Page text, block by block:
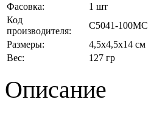
Фасовка:
1 шт
Код
производителя:
C5041-100MC
Размеры:
4,5x4,5x14 см
Вес:
127 гр
Описание